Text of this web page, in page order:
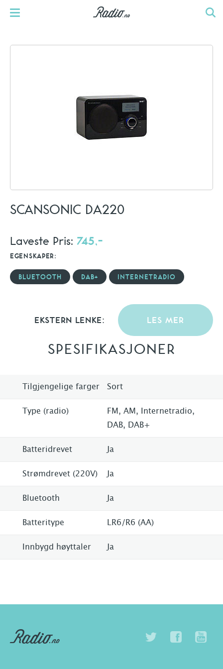
SCANSONIC DA220
Laveste Pris: 745,-
EGENSKAPER:
BLUETOOTH DAB+ INTERNETRADIO
EKSTERN LENKE: LES MER
SPESIFIKASJONER
Tilgjengelige farger Sort
Type (radio)
FM, AM, Internetradio,
DAB, DAB+
Batteridrevet Ja
Strømdrevet (220V) Ja
Bluetooth Ja
Batteritype LR6/R6 (AA)
Innbygd høyttaler Ja